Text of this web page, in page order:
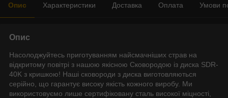
Опис Характеристики Доставка Оплата Умови
Опис
Насолоджуйтесь приготуванням найсмачніших страв на
відкритому повітрі з нашою якісною Сковородою із диска SDR-
40K з кришкою! Наші сковороди з диска виготовляються
серійно, що гарантує високу якість кожного виробу. Ми
використовуємо лише сертифіковану сталь високої міцності,